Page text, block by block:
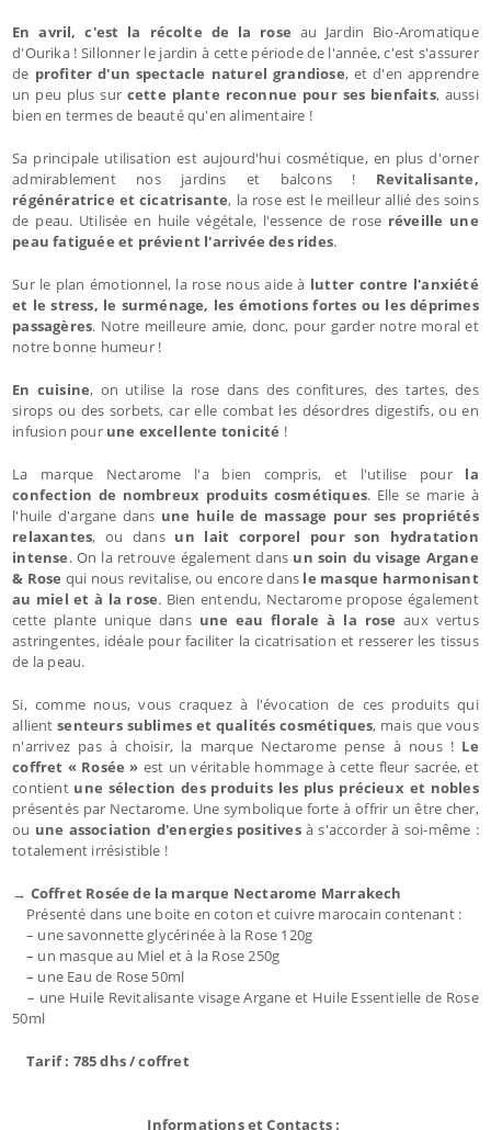
En avril, c'est la récolte de la rose au Jardin Bio-Aromatique
d'Ourika ! Sillonner le jardin à cette période de l'année, c'est s'assurer
de profiter d'un spectacle naturel grandiose, et d'en apprendre
un peu plus sur cette plante reconnue pour ses bienfaits, aussi
bien en termes de beauté qu'en alimentaire !
Sa principale utilisation est aujourd'hui cosmétique, en plus d'orner
admirablement nos jardins et balcons ! Revitalisante,
régénératrice et cicatrisante, la rose est le meilleur allié des soins
de peau. Utilisée en huile végétale, l'essence de rose réveille une
peau fatiguée et prévient l'arrivée des rides.
Sur le plan émotionnel, la rose nous aide à lutter contre l'anxiété
et le stress, le surménage, les émotions fortes ou les déprimes
passagères. Notre meilleure amie, donc, pour garder notre moral et
notre bonne humeur !
En cuisine, on utilise la rose dans des confitures, des tartes, des
sirops ou des sorbets, car elle combat les désordres digestifs, ou en
infusion pour une excellente tonicité !
La marque Nectarome l'a bien compris, et l'utilise pour la
confection de nombreux produits cosmétiques. Elle se marie à
l'huile d'argane dans une huile de massage pour ses propriétés
relaxantes, ou dans un lait corporel pour son hydratation
intense. On la retrouve également dans un soin du visage Argane
& Rose qui nous revitalise, ou encore dans le masque harmonisant
au miel et à la rose. Bien entendu, Nectarome propose également
cette plante unique dans une eau florale à la roseaux vertus
astringentes, idéale pour faciliter la cicatrisation et resserer les tissus
de la peau.
Si, comme nous, vous craquez à l'évocation de ces produits qui
allientsenteurs sublimes et qualités cosmétiques, mais que vous
n'arrivez pas à choisir, la marque Nectarome pense à nous ! Le
coffret « Rosée » est un véritable hommage à cette fleur sacrée, et
contient une sélection des produits les plus précieux et nobles
présentés par Nectarome. Une symbolique forte à offrir un être cher,
ou une association d'energies positivesà s'accorder à soi-même :
totalement irrésistible !
→ Coffret Rosée de la marque Nectarome Marrakech
Présenté dans une boite en coton et cuivre marocain contenant :
– une savonnette glycérinée à la Rose 120g
– un masque au Miel et à la Rose 250g
– une Eau de Rose 50ml
– une Huile Revitalisante visage Argane et Huile Essentielle de Rose
50ml
Tarif : 785 dhs / coffret
Informations et Contacts :